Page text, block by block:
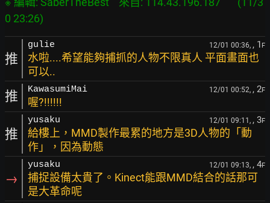
推
gulie 12/01 00:36, , 1 F
水啦....希望能夠捕抓的人物不限真人 平面畫面也
可以..
推 KawasumiMai 12/01 00:52, , 2F
喔?!!!!!!
推
yusaku 12/01 09:11, , 3F
給樓上，MMD製作最累的地方是3D人物的「動
作」，因為動態
→
yusaku 12/01 09:13, , 4F
捕捉設備太貴了。Kinect能跟MMD結合的話那可
是大革命呢